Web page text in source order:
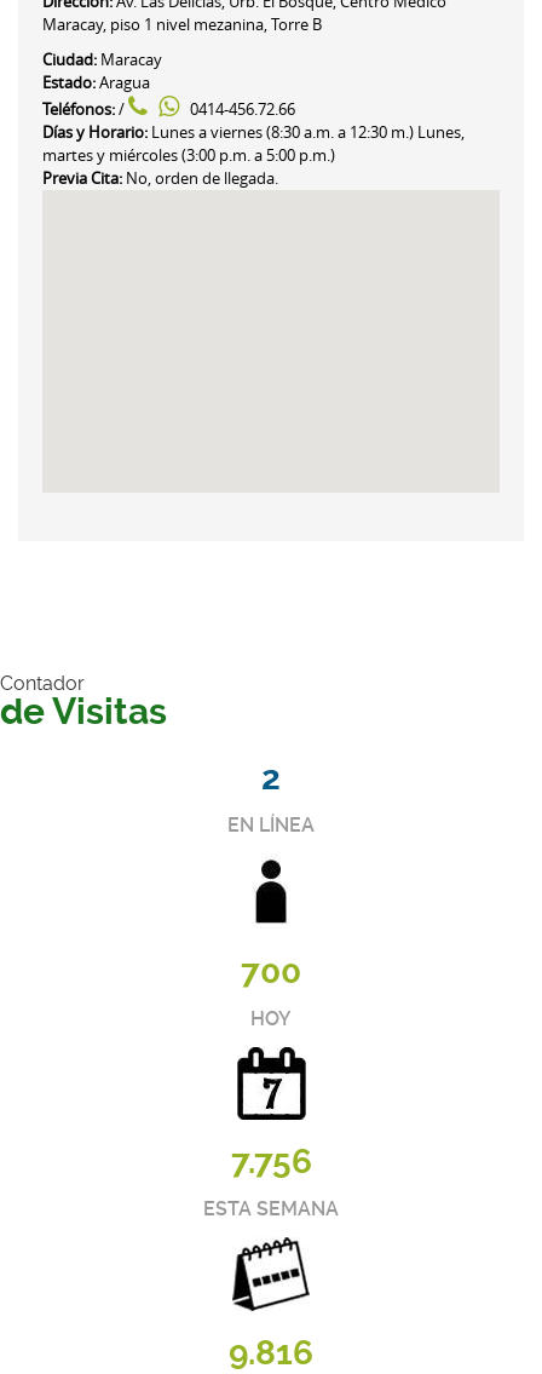
Maracay, piso 1 nivel mezanina, Torre B
Ciudad: Maracay
Estado:Aragua
Teléfonos:/
0414-456.72.66
Días y Horario: Lunes a viernes (8:30 a.m. a 12:30 m.) Lunes,
martes y miércoles (3:00 p.m. a 5:00 p.m.)
Previa Cita: No, orden de llegada.
Contador
de Visitas
2
EN LÍNEA
700
HOY
7.756
ESTA SEMANA
9.816